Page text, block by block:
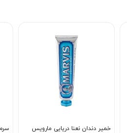
خمیر دندان نعنا دریایی مارویس